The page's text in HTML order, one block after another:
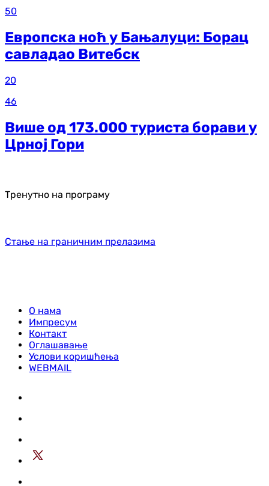
50
Европска ноћ у Бањалуци: Борац
савладао Витебск
20
46
Више од 173.000 туриста борави у
Црној Гори
Тренутно на програму
Стање на граничним прелазима
О нама
Импресум
Контакт
Оглашавање
Услови коришћења
WEBMAIL